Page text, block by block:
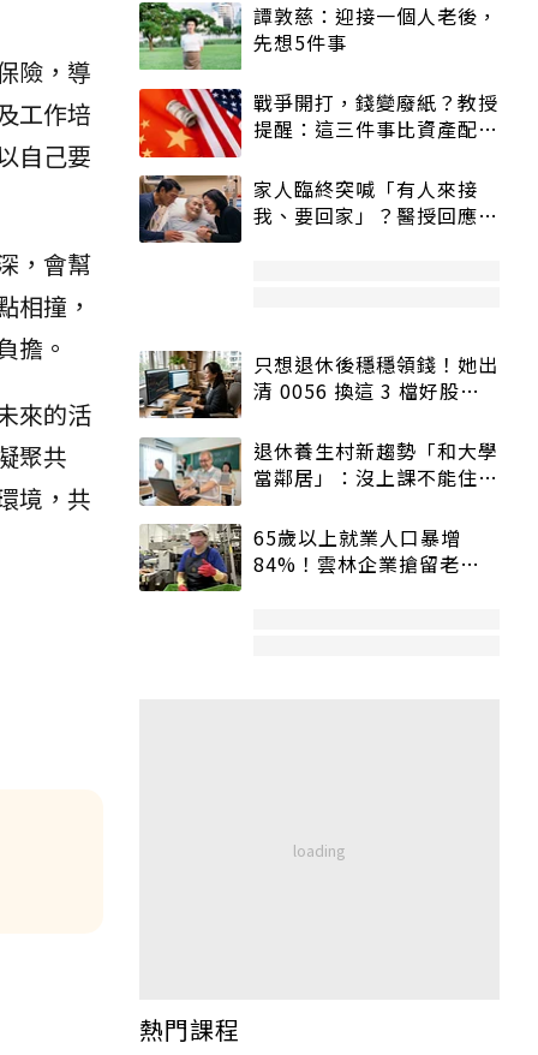
險，導
工作培
自己要
，會幫
相撞，
擔。
來的活
聚共
境，共
譚敦慈：迎接一個人老後，
先想5件事
戰爭開打，錢變廢紙？教授
提醒：這三件事比資產配置
家人臨終突喊「有人來接
我、要回家」？醫授回應方
只想退休後穩穩領錢！她出
清 0056 換這 3 檔好股：
退休養生村新趨勢「和大學
當鄰居」：沒上課不能住、
65歲以上就業人口暴增
84%！雲林企業搶留老員
熱門課程